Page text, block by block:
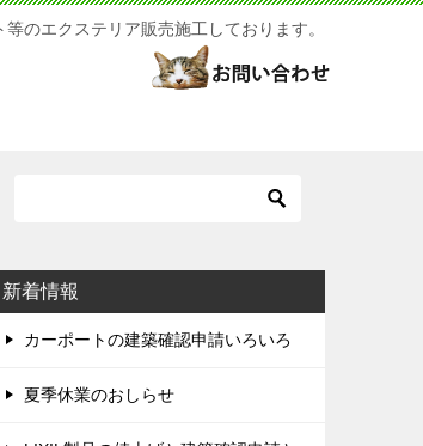
のエクステリア販売施工しております。
新着情報
カーポートの建築確認申請いろいろ
夏季休業のおしらせ